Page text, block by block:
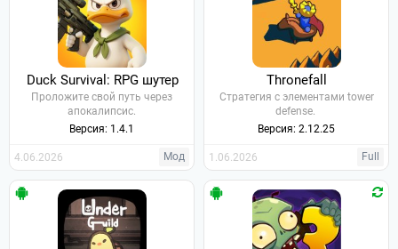
Duck Survival: RPG шутер
Проложите свой путь через
апокалипсис.
Версия: 1.4.1
4.06.2026 Мод
Thronefall
Стратегия с элементами tower
defense.
Версия: 2.12.25
1.06.2026 Full